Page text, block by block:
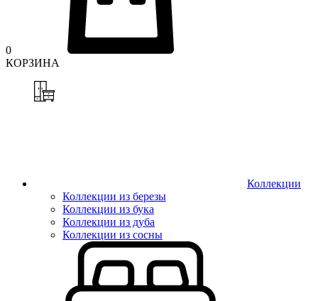
0
КОРЗИНА
Коллекции
Коллекции из березы
Коллекции из бука
Коллекции из дуба
Коллекции из сосны